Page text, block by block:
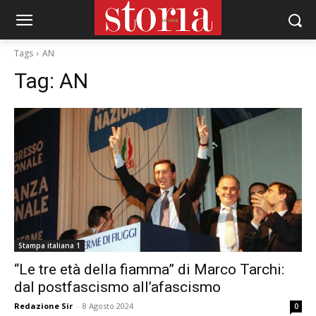
Tags AN
Tag: AN
Stampa italiana 1
“Le tre età della fiamma” di Marco Tarchi:
dal postfascismo all’afascismo
Redazione Sir - 8 Agosto 2024 0